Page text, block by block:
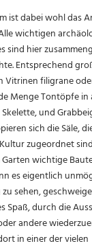
ist dabei wohl das
wichtigen
sind hier
Entsprechend
Vitrinen filigrane
Menge Tontöpfe in
und
sich die Säle,
zugeordnet
wichtige
es eigentlich
sehen,
Spaß, durch die
andere
in einer der vielen